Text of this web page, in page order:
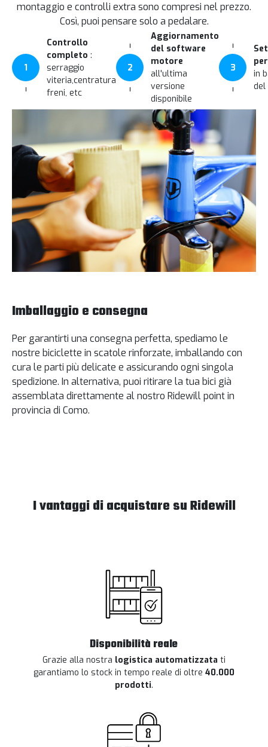
montaggio e controlli extra sono compresi nel prezzo.
Così, puoi pensare solo a pedalare.
1
Controllo
completo :
serraggio
viteria,centratura
freni, etc
2
Aggiornamento
del software
motore
all'ultima
versione
disponibile
3
in
del
Imballaggio e consegna
Per garantirti una consegna perfetta, spediamo le
nostre biciclette in scatole rinforzate, imballando con
cura le parti più delicate e assicurando ogni singola
spedizione. In alternativa, puoi ritirare la tua bici già
assemblata direttamente al nostro Ridewill point in
provincia di Como.
I vantaggi di acquistare su Ridewill
Disponibilità reale
Grazie alla nostra logistica automatizzata ti
garantiamo lo stock in tempo reale di oltre 40.000
prodotti.